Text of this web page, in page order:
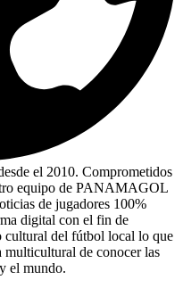
el 2010. Comprometidos
equipo de PANAMAGOL
de jugadores 100%
digital con el fin de
cultural del fútbol local lo que
multicultural de conocer las
el mundo.